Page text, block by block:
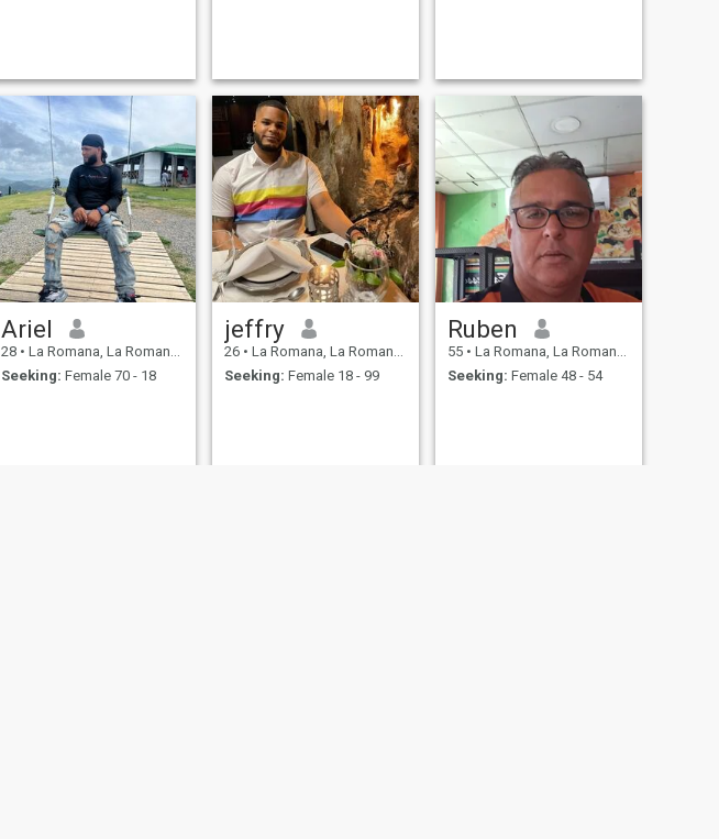
Ariel
28 • La Romana, La Romana, Dominican Republic
Seeking: Female 70 - 18
jeffry
26 • La Romana, La Romana, Dominican Republic
Seeking: Female 18 - 99
Ruben
55 • La Romana, La Romana, Dominican Republic
Seeking: Female 48 - 54